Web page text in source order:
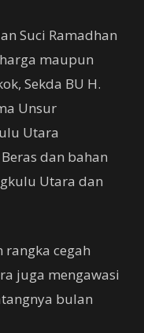
Suci Ramadhan
maupun
Sekda BU H.
Unsur
Utara
dan bahan
Utara dan
cegah
juga mengawasi
bulan